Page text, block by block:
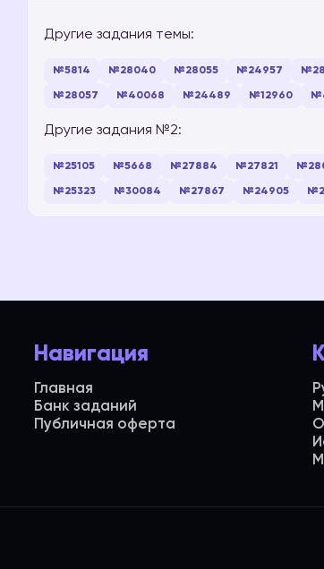
Другие задания темы:
№5814 №28040 №28055 №24957
№28057 №40068 №24489 №12960
Другие задания №2:
№25105 №5668 №27884 №27821
№25323 №30084 №27867 №24905
Навигация
Главная
Банк заданий
Публичная оферта